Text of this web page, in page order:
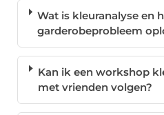
Wat is kleuranalyse en
garderobeprobleem
Kan ik een workshop
met vrienden volgen?